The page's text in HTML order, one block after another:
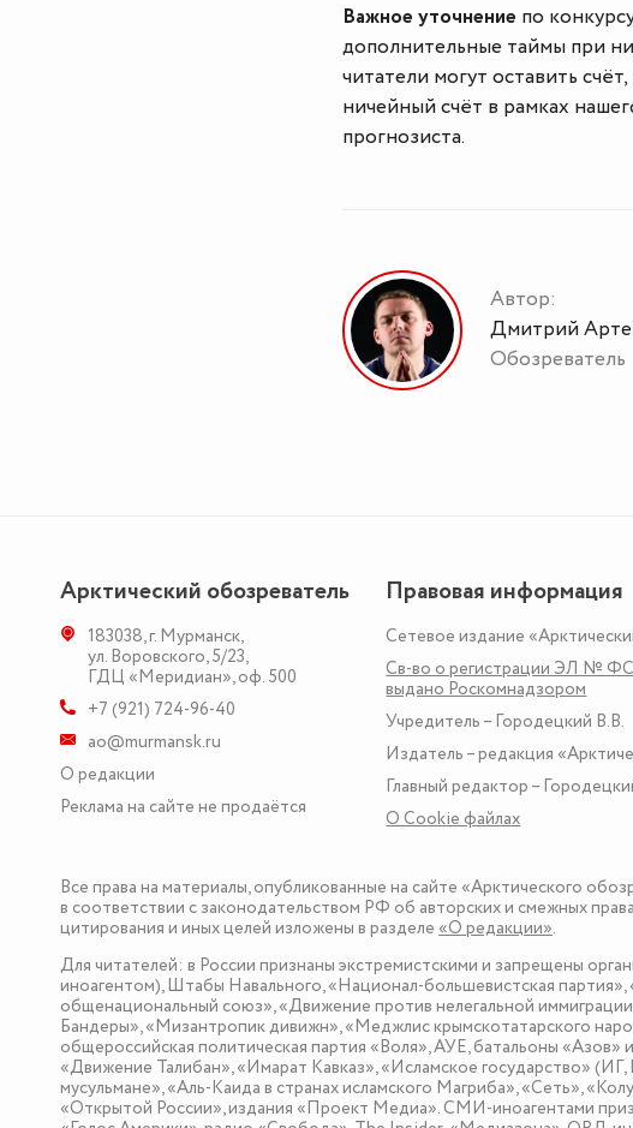
Важное уточнение по
дополнительные таймы при
читатели могут оставить
ничейный счёт в рамках
прогнозиста.
Автор:
Дмитрий
Обозреватель
Арктический обозреватель
183038,г. Мурманск,
ул. Воровского, 5/23,
ГДЦ «Меридиан», оф. 500
+7 (921) 724-96-40
ao@murmansk.ru
О редакции
Реклама на сайте не продаётся
Правовая информация
Сетевое издание
Св-во о регистрации ЭЛ № ФС
выдано Роскомнадзором
Учредитель – Городецкий В.В.
Издатель – редакция
Главный редактор –
О Сookie файлах
Все права на материалы, опубликованные на сайте «Арктического
в соответствии с законодательством РФ об авторских и смежных
цитирования и иных целей изложены в разделе «О редакции».
Для читателей: в России признаны экстремистскими и запрещены
иноагентом), Штабы Навального, «Национал-большевистская
общенациональный союз», «Движение против нелегальной
Бандеры», «Мизантропик дивижн», «Меджлис крымскотатарского
общероссийская политическая партия «Воля», АУЕ, батальоны
«Движение Талибан», «Имарат Кавказ», «Исламское государство»
мусульмане», «Аль-Каида в странах исламского Магриба», «Сеть»,
«Открытой России», издания «Проект Медиа». СМИ-иноагентами